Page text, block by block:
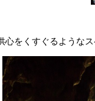
心をくすぐるような